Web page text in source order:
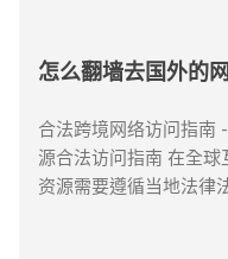
怎么翻墙去国外的
合法跨境网络访问指南
源合法访问指南 在全
资源需要遵循当地法律
括国际专线服务、授权